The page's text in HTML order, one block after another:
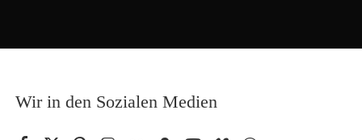
Wir in den Sozialen Medien